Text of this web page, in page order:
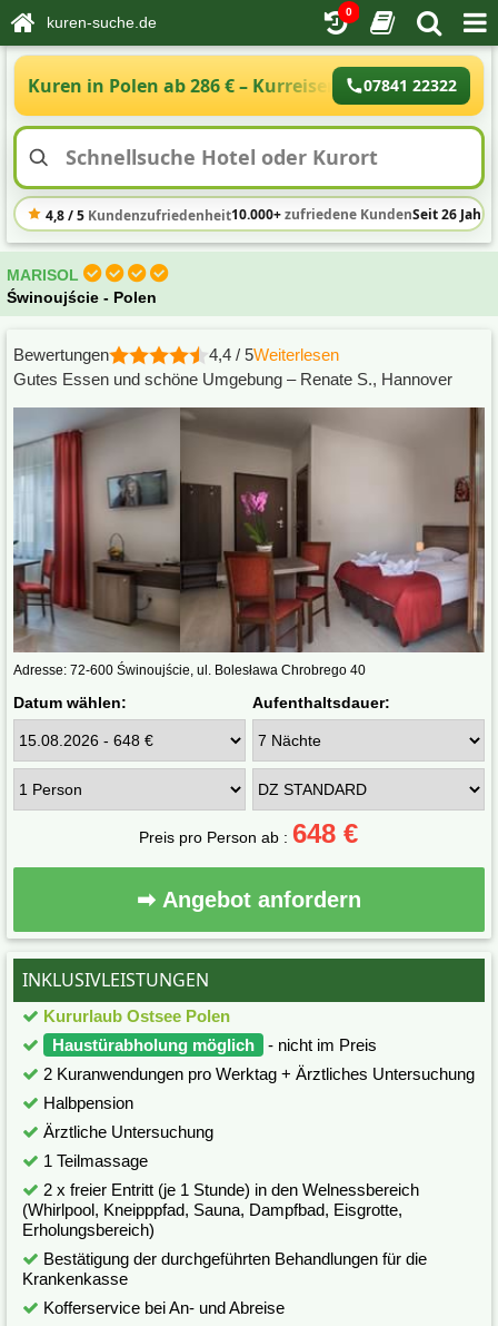
kuren-suche.de
0
Kuren in Polen ab 286 € – Kurreisen Polen an der
07841 22322
4,8 / 5 Kundenzufriedenheit10.000+ zufriedene KundenSeit 26
MARISOL
Świnoujście - Polen
Bewertungen 4,4 / 5Weiterlesen
Gutes Essen und schöne Umgebung – Renate S., Hannover
Adresse: 72-600 Świnoujście, ul. Bolesława Chrobrego 40
Datum wählen: Aufenthaltsdauer:
Preis pro Person ab : 648 €
➡ Angebot anfordern
INKLUSIVLEISTUNGEN
Kururlaub Ostsee Polen
Haustürabholung möglich
- nicht im Preis
2 Kuranwendungen pro Werktag + Ärztliches Untersuchung
Halbpension
Ärztliche Untersuchung
1 Teilmassage
2 x freier Entritt (je 1 Stunde) in den Welnessbereich
(Whirlpool, Kneipppfad, Sauna, Dampfbad, Eisgrotte,
Erholungsbereich)
Bestätigung der durchgeführten Behandlungen für die
Krankenkasse
Kofferservice bei An- und Abreise